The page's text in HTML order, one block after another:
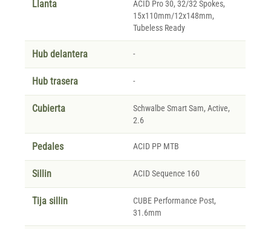
Llanta
ACID Pro 30, 32/32 Spokes,
15x110mm/12x148mm,
Tubeless Ready
Hub delantera -
Hub trasera -
Cubierta
Schwalbe Smart Sam, Active,
2.6
Pedales ACID PP MTB
Sillin ACID Sequence 160
Tija sillin
CUBE Performance Post,
31.6mm